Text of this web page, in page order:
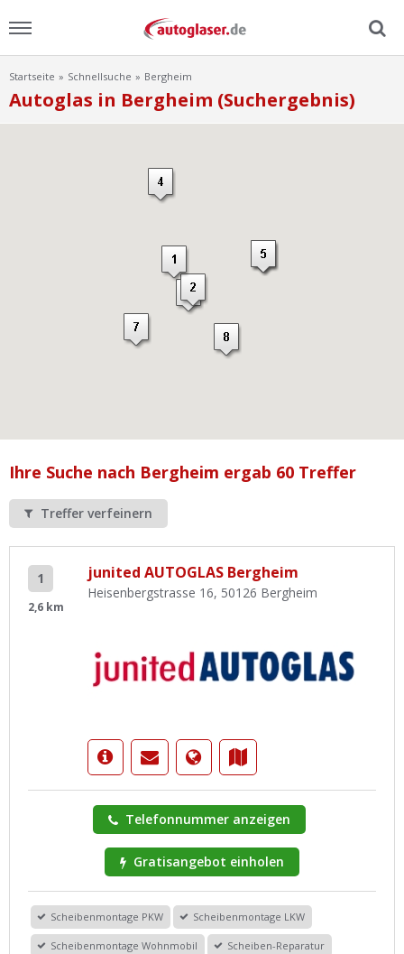
Menu
Home
Werkstatt Login
Startseite Schnellsuche Bergheim
Autoglas in Bergheim (Suchergebnis)
Ihre Suche nach Bergheim ergab 60 Treffer
Treffer verfeinern
1
2,6 km
junited AUTOGLAS Bergheim
Heisenbergstrasse 16, 50126 Bergheim
Telefonnummer anzeigen
Gratisangebot einholen
Scheibenmontage PKW Scheibenmontage LKW
Scheibenmontage Wohnmobil Scheiben-Reparatur